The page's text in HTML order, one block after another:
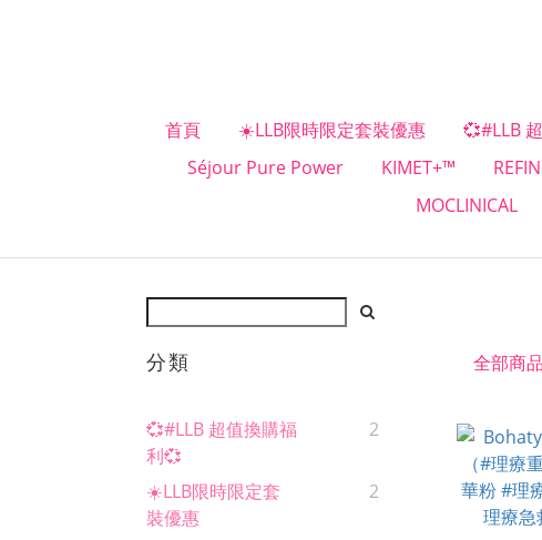
首頁 ☀️LLB限時限定套裝優惠 💞#LLB
Séjour Pure Power
KIMET+™
MOCLINICAL
分類
💞#LLB 超值換購福
利💞
2
☀️LLB限時限定套
裝優惠
2
全部商品